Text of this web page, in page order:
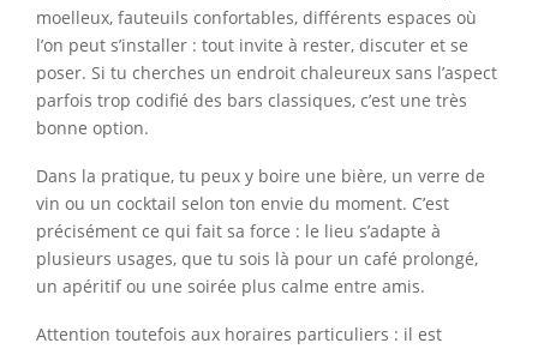
moelleux, fauteuils confortables, différents espaces où
l’on peut s’installer : tout invite à rester, discuter et se
poser. Si tu cherches un endroit chaleureux sans l’aspect
parfois trop codifié des bars classiques, c’est une très
bonne option.
Dans la pratique, tu peux y boire une bière, un verre de
vin ou un cocktail selon ton envie du moment. C’est
précisément ce qui fait sa force : le lieu s’adapte à
plusieurs usages, que tu sois là pour un café prolongé,
un apéritif ou une soirée plus calme entre amis.
Attention toutefois aux horaires particuliers : il est